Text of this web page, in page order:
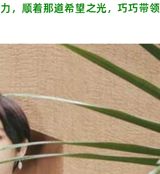
，顺着那道希望之光，巧巧带领